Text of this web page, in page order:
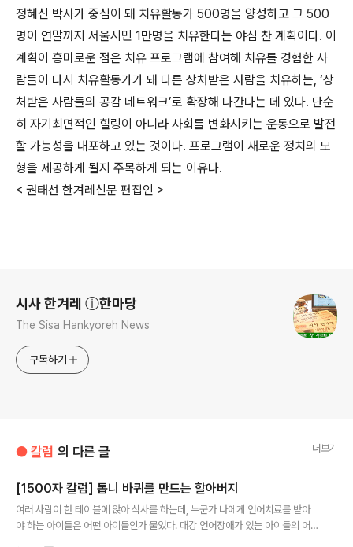
정혜신 박사가 중심이 돼 치유활동가 500명을 양성하고 그 500
명이 연말까지 서울시민 1만명을 치유한다는 야심 찬 계획이다. 이
계획이 흥미로운 점은 치유 프로그램에 참여해 치유를 경험한 사
람들이 다시 치유활동가가 돼 다른 상처받은 사람을 치유하는, ‘상
처받은 사람들의 공감 네트워크’로 확장해 나간다는 데 있다. 단순
히 자기최면적인 힐링이 아니라 사회를 변화시키는 운동으로 발전
할 가능성을 내포하고 있는 것이다. 프로그램이 새로운 정치의 모
형을 제공하게 될지 주목하게 되는 이유다.
< 권태선 한겨레신문 편집인 >
시사 한겨레 ⓘ한마당
The Sisa Hankyoreh News
구독하기
● 칼럼 의 다른 글 더보기
[1500자 칼럼] 톱니 바퀴를 만드는 할아버지
여러 사람이 한 테이블에 앉아 식사를 하는데, 누군가 나에게 언어치료를 받아
야 하는 아이들은 어떤 아이들인가 물었다. 대강 언어장애가 있는 아이들의 어